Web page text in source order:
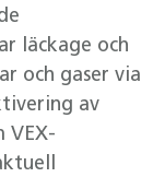
läckage och
och gaser via
av
VEX-